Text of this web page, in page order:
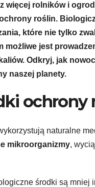
więcej rolników i
roślin.
które nie tylko
jest
Odkryj, jak
naszej planety.
ochrony
naturalne
mikroorganizmy,
środki są mniej